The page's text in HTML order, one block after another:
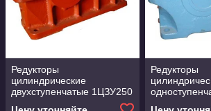
Редукторы
цилиндрические
двухступенчатые 1ЦЗУ250
Редукторы